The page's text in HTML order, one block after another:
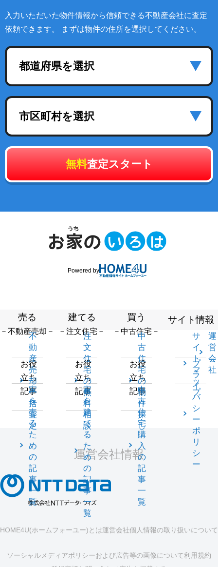
入力いただいた物件情報から信頼できる不動産会社に査定
依頼できます。 まずは物件の住所を選択してください。
都道府県を選択
市区町村を選択
無料査定スタート
Powered by
売る
－不動産売却－
不
動
産
売
却
一
括
査
定
お役
立ち
記事
家
を
売
る
た
め
の
記
事
一
覧
建てる
－注文住宅－
注
文
住
宅
の
無
料
相
談
お役
立ち
記事
家
を
建
て
る
た
め
の
記
事
一
覧
買う
－中古住宅－
中
古
住
宅
の
物
件
探
し
お役
立ち
記事
中
古
住
宅
購
入
の
記
事
一
覧
サイト情報
サ
イ
ト
マ
ッ
プ
運
営
会
社
プ
ラ
イ
バ
シ
ー
ポ
リ
シ
ー
運営会社情報
HOME4U(ホームフォーユー)とは運営会社個人情報の取り扱いについて
ソーシャルメディアポリシーおよび広告等の画像について利用規約